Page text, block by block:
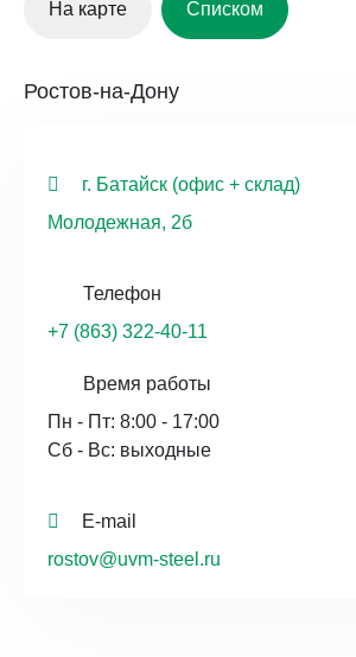
На карте Списком
Ростов-на-Дону
г. Батайск (офис + склад)
Молодежная, 2б
Телефон
+7 (863) 322-40-11
Время работы
Пн - Пт: 8:00 - 17:00
Сб - Вс: выходные
E-mail
rostov@uvm-steel.ru